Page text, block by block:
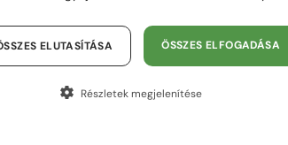
dizájn tökéletes választás azok
ÖSSZES ELFOGADÁSA
ELUTASÍTÁSA
Részletek megjelenítése